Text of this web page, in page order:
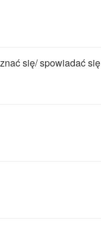
się/ spowiadać się